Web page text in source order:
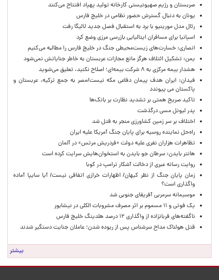
صربستان و رژیم صهیونیستی کارخانه تولید پهپاد افتتاح می‌کنند
یونان به دنبال گسترش حضور نظامی در خلیج فارس
رئال مدل مورینیو با برد به استقبال فصل جدید لالیگا رفت
اسپانیا برای مسافران ایتالیایی بازرسی مرزی وضع کرد
انصاری: خسارت‌های زیست‌محیطی جنگ در خلیج فارس را مطالبه‌ می‌کنیم
یمن: تشکیل ائتلاف هرگز مانع مجازات عربستان به خاطر جنایاتش نمی‌شود
هشدار بیمه مرکزی به ۸ شرکت بیمه‌ای؛ اصلاح نکنید، تعلیق می‌شوید
فیدان: ایران هدف پیمان دفاعی مکه نیست/مصر به جمع ترکیه، عربستان و
پاکستان می پیوندد
تاکید صریح همتی بر تشدید نظارت بر بانک‌ها
پدر لیونل مسی درگذشت
اختلاف بر سر زمین کشاورزی منجر به قتل شد
راه‌حل نماینده روسیه برای پایان جنگ آمریکا علیه ایران
تظاهرات هزاران نفری علیه دولت «فردریش مرتس» در آلمان
هانتر بایدن: سرطان جو بایدن به استخوان‌هایش سرایت کرده است
روایت رسانه عبری از دخالت آشکار ترامپ در کوبا
زمان پایان جنگ از نظر کیهان/ اظهارات خرازی اتفاقی نیست/ آیا سایپا آماده
واگذاری است؟
موسیمانه سرمربی آفریقای جنوبی شد
یک فوتی و ۱۱ مسموم بر اثر مصرف مشروبات الکلی در نیشابور
ناگفته‌های قربانزاده از واگذاری ۱۲ درصد هلدینگ خلیج فارس
قتل هولناک مداح سرشناس پس از ربوده شدن؛ عاملان جنایت دستگیر شدند
بیشتر